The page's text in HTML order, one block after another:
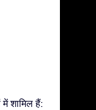
शामिल हैं: